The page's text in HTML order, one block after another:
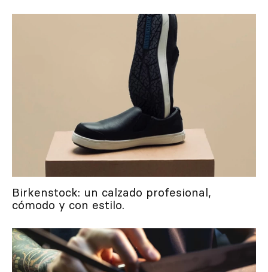
Birkenstock: un calzado profesional,
cómodo y con estilo.